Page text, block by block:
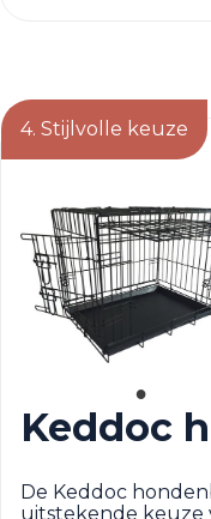
4. Stijlvolle keuze
Keddoc
De Keddoc
uitstekende keuze